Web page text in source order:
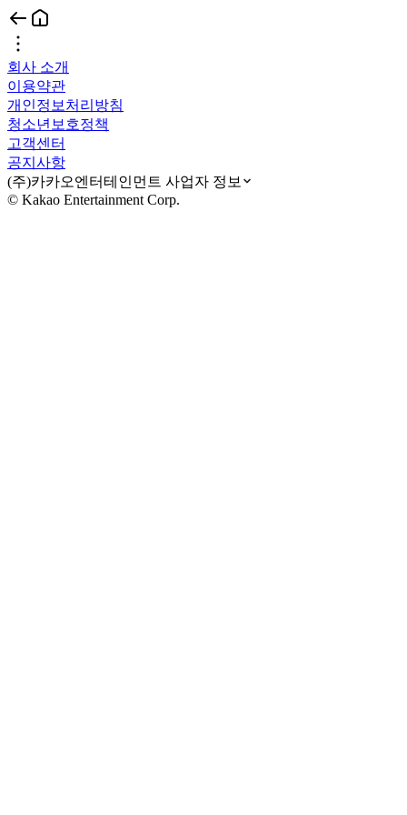
회사 소개
이용약관
개인정보처리방침
청소년보호정책
고객센터
공지사항
(주)카카오엔터테인먼트 사업자 정보
© Kakao Entertainment Corp.